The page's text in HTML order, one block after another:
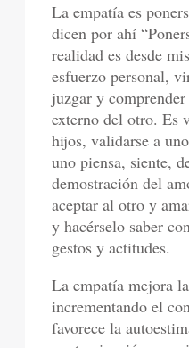
La empatía es
dicen por ahí
realidad es desde
esfuerzo personal,
juzgar y
externo del otro. Es
hijos, validarse a
uno piensa, siente,
demostración del
aceptar al otro y
y hacérselo saber
gestos y actitudes.
La empatía mejora
incrementando el
favorece la